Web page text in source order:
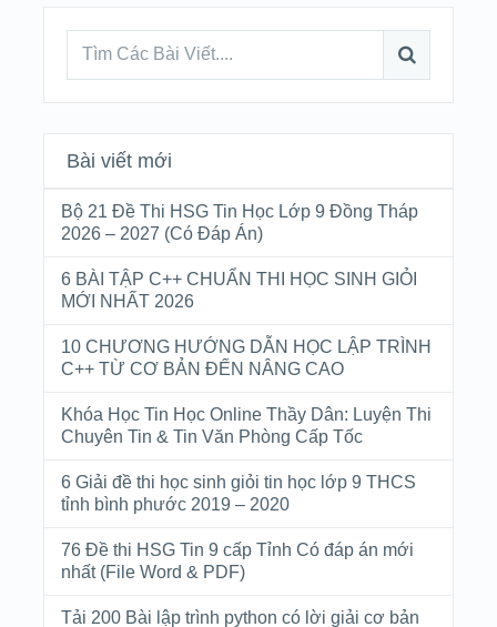
Bài viết mới
Bộ 21 Đề Thi HSG Tin Học Lớp 9 Đồng Tháp
2026 – 2027 (Có Đáp Án)
6 BÀI TẬP C++ CHUẨN THI HỌC SINH GIỎI
MỚI NHẤT 2026
10 CHƯƠNG HƯỚNG DẪN HỌC LẬP TRÌNH
C++ TỪ CƠ BẢN ĐẾN NÂNG CAO
Khóa Học Tin Học Online Thầy Dân: Luyện Thi
Chuyên Tin & Tin Văn Phòng Cấp Tốc
6 Giải đề thi học sinh giỏi tin học lớp 9 THCS
tỉnh bình phước 2019 – 2020
76 Đề thi HSG Tin 9 cấp Tỉnh Có đáp án mới
nhất (File Word & PDF)
Tải 200 Bài lập trình python có lời giải cơ bản